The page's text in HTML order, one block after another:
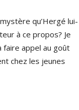
qu’Hergé lui-
à ce propos? Je
faire appel au goût
chez les jeunes